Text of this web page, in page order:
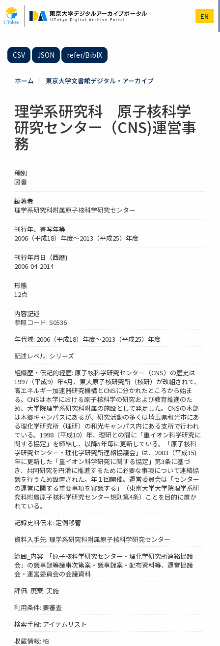
イ
ン
EN
CSV JSON refer/BibIX
ホーム 東京大学文書館デジタル・アーカイブ
理学系研究科 原子核科学
研究センター（CNS)運営事
務
種別
図書
編著者
理学系研究科附属原子核科学研究センター
刊行年、書写年等
2006（平成18）年度～2013（平成25）年度
刊行年月日（西暦)
2006-04-2014
形態
12点
内容記述
参照コード: S0536
年代域: 2006（平成18）年度～2013（平成25）年度
記述レベル: シリーズ
組織歴・伝記的経歴: 原子核科学研究センター（CNS）の歴史は
1997（平成9）年4月、東大原子核研究所（核研）が改組されて、
高エネルギー加速器研究機構とCNSに分かれたところから始ま
る。CNSは本学における原子核科学の研究および教育推進のた
め、大学院理学系研究科附属の施設として発足した。CNSの本部
は本郷キャンパスにあるが、研究活動の多くは埼玉県和光市にあ
る理化学研究所（理研）の和光キャンパス内にある支所で行われ
ている。1998（平成10）年、理研との間に「重イオン科学研究に
関する協定」を締結し、以降5年毎に更新している。「原子核科
学研究センター・理化学研究所連絡協議会」は、2003（平成15)
年に更新した「重イオン科学研究に関する協定」第3条に基づ
き、共同研究を円滑に推進するために必要な事項について連絡協
議を行うため設置された。年１回開催。運営委員会は「センター
の運営に関する重要事項を審議する」（東京大学大学院理学系研
究科附属原子核科学研究センター規則第4条）ことを目的に置か
れている。
記録史料伝来: 定例移管
資料入手先: 理学系研究科附属原子核科学研究センター
範囲_内容: 「原子核科学研究センター・理化学研究所連絡協議
会」の議事録等議事次第案・議事録案・配布資料等、運営協議
会・運営委員会の会議資料
評価_廃棄: 実施
利用条件: 要審査
検索手段: アイテムリスト
収蔵情報: 柏